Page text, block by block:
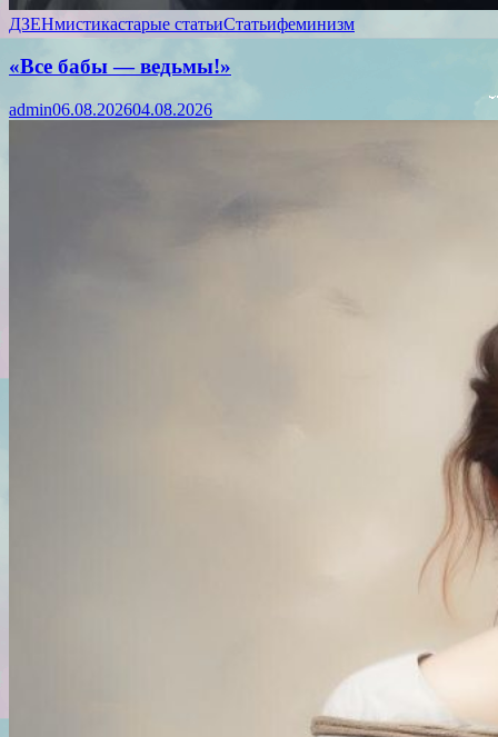
ДЗЕНмистикастарые статьиСтатьифеминизм
«Все бабы — ведьмы!»
admin06.08.202604.08.2026